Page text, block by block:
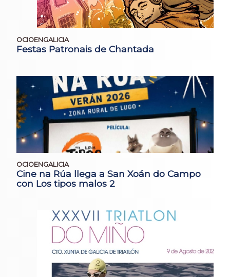
OCIOENGALICIA
Festas Patronais de Chantada
OCIOENGALICIA
Cine na Rúa llega a San Xoán do Campo
con Los tipos malos 2